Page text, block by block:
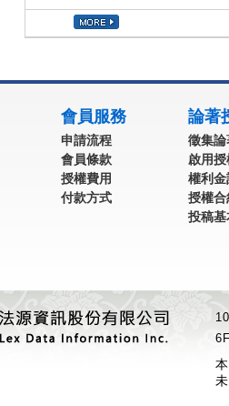
會員服務
申請流程
會員條款
授權費用
付款方式
論著
徵集論
啟用
權利金
授權
投稿